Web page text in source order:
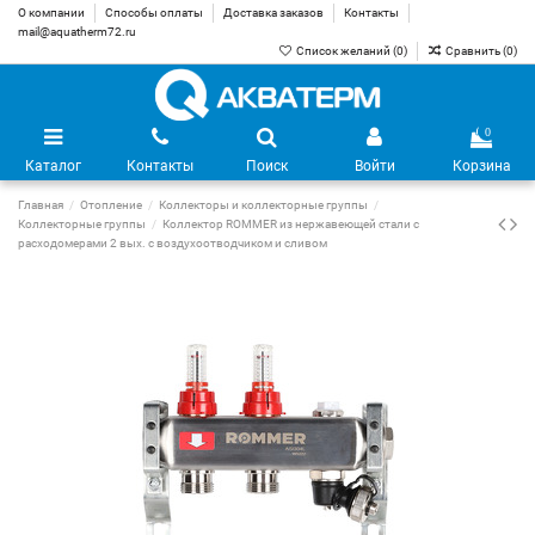
О компании Способы оплаты Доставка заказов
Контакты
mail@aquatherm72.ru
Список желаний (0) Сравнить (0)
Каталог Контакты Поиск Войти
0
Корзина
Главная Отопление
Коллекторы и коллекторные группы
Коллекторные группы
Коллектор ROMMER из нержавеющей стали с
расходомерами 2 вых. с воздухоотводчиком и сливом